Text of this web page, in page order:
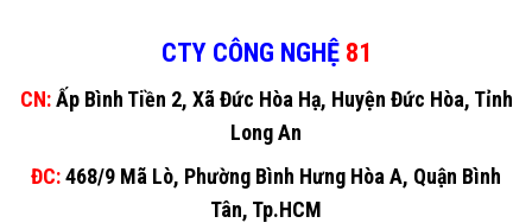
CTY CÔNG NGHỆ 81
CN: Ấp Bình Tiền 2, Xã Đức Hòa Hạ, Huyện Đức Hòa, Tỉnh
Long An
ĐC:468/9 Mã Lò, Phường Bình Hưng Hòa A, Quận Bình
Tân, Tp.HCM